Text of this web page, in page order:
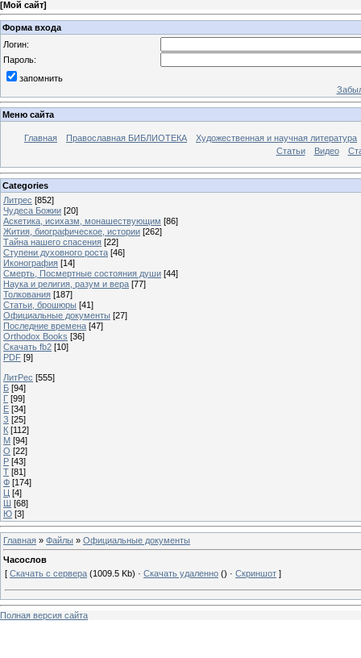
[Мой сайт]
Форма входа
Логин:
Пароль:
запомнить
Меню сайта
Главная Православная БИБЛИОТЕКА
Художественная и научная литература
Статьи
Видео
Categories
Литрес [852]
Чудеса Божии [20]
Аскетика, исихазм, монашествующим [86]
Жития, биографическое, истории [262]
Тайна нашего спасения [22]
Ступени духовного роста [46]
Иконография [14]
Смерть, Посмертные состояния души [44]
Наука и религия, разум и вера [77]
Толкования [187]
Статьи, брошюры [41]
Официальные документы [27]
Последние времена [47]
Orthodox Books [36]
Скачать fb2 [10]
PDF [9]
ЛитРес [555]
Б [94]
Г [99]
Е [34]
З [25]
К [112]
М [94]
О [22]
Р [43]
Т [81]
Ф [174]
Ц [4]
Ш [68]
Ю [3]
Главная » Файлы » Официальные документы
Часослов
[ Скачать с сервера (1009.5 Kb) · Скачать удаленно () · Скриншот ]
Полная версия сайта